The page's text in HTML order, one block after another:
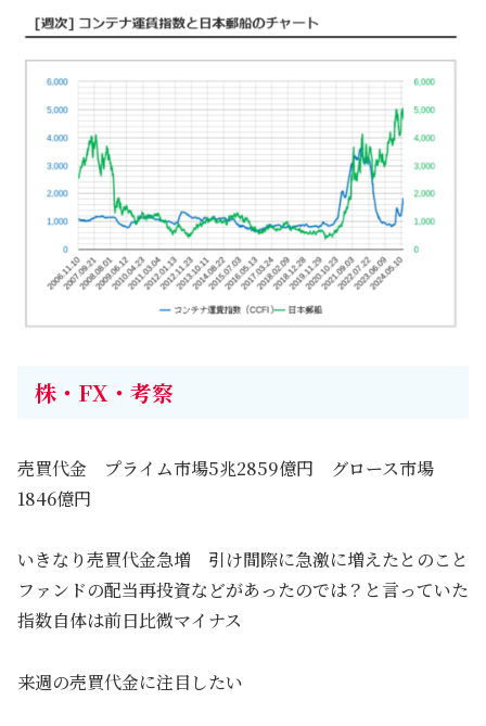
株・FX・考察
売買代金 プライム市場5兆2859億円 グロース市場
1846億円
いきなり売買代金急増 引け間際に急激に増えたとのこと
ファンドの配当再投資などがあったのでは？と言っていた
指数自体は前日比微マイナス
来週の売買代金に注目したい